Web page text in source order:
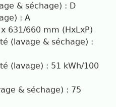
& séchage) : D
: A
631/660 mm (HxLxP)
(lavage & séchage) :
(lavage) : 51 kWh/100
& séchage) : 75